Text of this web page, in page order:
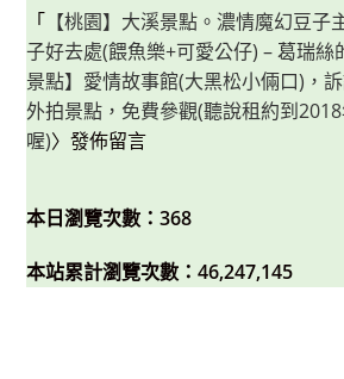
「 【桃園】大溪景點。濃情魔幻豆子
子好去處(餵魚樂+可愛公仔) – 葛瑞絲
景點】愛情故事館(大黑松小倆口)，
外拍景點，免費參觀(聽說租約到
喔)〉發佈留言
本日瀏覽次數：368
本站累計瀏覽次數：46,247,145